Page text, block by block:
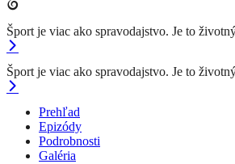
Šport je viac ako spravodajstvo. Je to
Šport je viac ako spravodajstvo. Je to
Prehľad
Epizódy
Podrobnosti
Galéria